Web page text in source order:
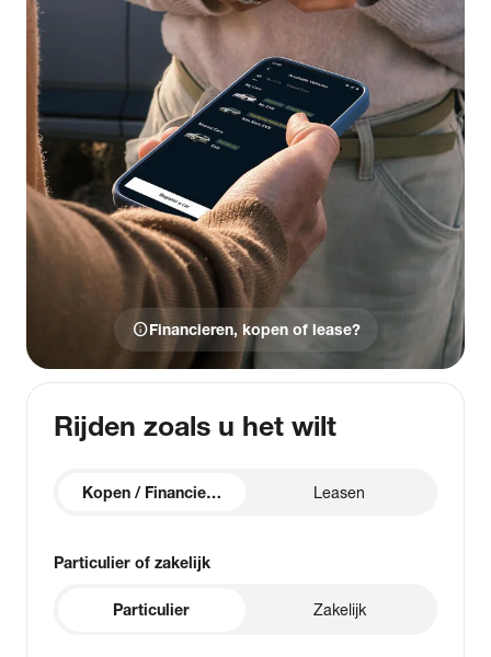
infoFinancieren, kopen of lease?
Rijden zoals u het wilt
Kopen / Financieren Leasen
Particulier of zakelijk
Particulier Zakelijk